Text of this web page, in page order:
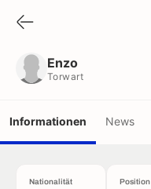
Enzo
Torwart
Informationen News
Nationalität Position